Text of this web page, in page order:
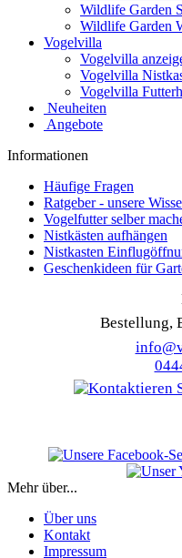
Wildlife Garden
Wildlife Garden
Vogelvilla
Vogelvilla
Vogelvilla
Vogelvilla
Neuheiten
Angebote
Informationen
Häufige Fragen
Ratgeber - unsere
Vogelfutter selber
Nistkästen aufhängen
Nistkasten
Geschenkideen für
Bestellung,
Mehr über...
Über uns
Kontakt
Impressum